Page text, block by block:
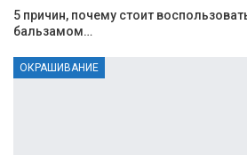
5 причин, почему стоит
бальзамом…
ОКРАШИВАНИЕ